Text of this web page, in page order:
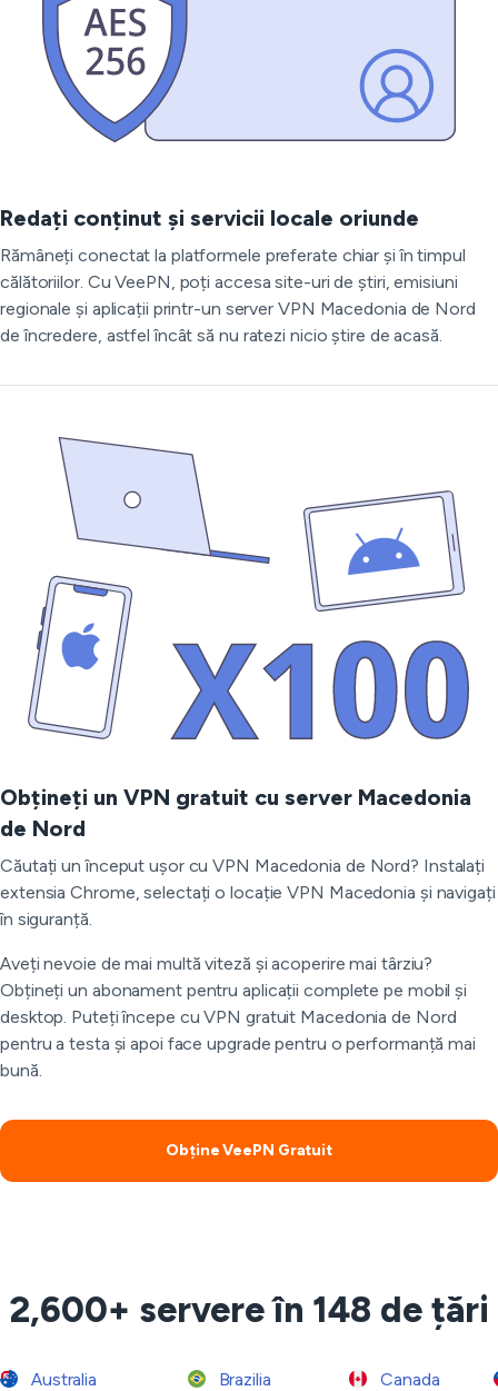
Redați conținut și servicii locale oriunde
Rămâneți conectat la platformele preferate chiar și în timpul
călătoriilor. Cu VeePN, poți accesa site-uri de știri, emisiuni
regionale și aplicații printr-un server VPN Macedonia de Nord
de încredere, astfel încât să nu ratezi nicio știre de acasă.
Obțineți un VPN gratuit cu server Macedonia
de Nord
Căutați un început ușor cu VPN Macedonia de Nord? Instalați
extensia Chrome, selectați o locație VPN Macedonia și navigați
în siguranță.
Aveți nevoie de mai multă viteză și acoperire mai târziu?
Obțineți un abonament pentru aplicații complete pe mobil și
desktop. Puteți începe cu VPN gratuit Macedonia de Nord
pentru a testa și apoi face upgrade pentru o performanță mai
bună.
Obține VeePN Gratuit
2,600+ servere în 148 de țări
Australia Brazilia Canada